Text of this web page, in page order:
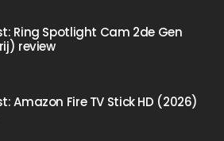
Ring Spotlight Cam 2de Gen
review
Amazon Fire TV Stick HD (2026)